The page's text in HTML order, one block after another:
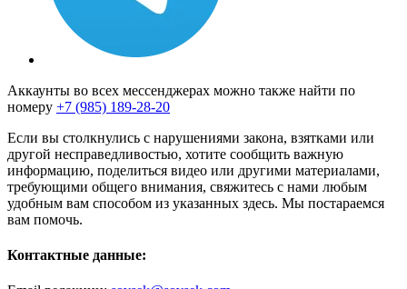
Аккаунты во всех мессенджерах можно также найти по
номеру +7 (985) 189-28-20
Если вы столкнулись с нарушениями закона, взятками или
другой несправедливостью, хотите сообщить важную
информацию, поделиться видео или другими материалами,
требующими общего внимания, свяжитесь с нами любым
удобным вам способом из указанных здесь. Мы постараемся
вам помочь.
Контактные данные: